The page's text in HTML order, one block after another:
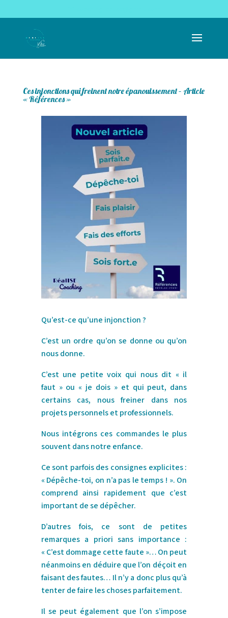
Ces injonctions qui freinent notre épanouissement – Article
« Références »
Qu’est-ce qu’une injonction ?
C’est un ordre qu’on se donne ou qu’on
nous donne.
C’est une petite voix qui nous dit « il
faut » ou « je dois » et qui peut, dans
certains cas, nous freiner dans nos
projets personnels et professionnels.
Nous intégrons ces commandes le plus
souvent dans notre enfance.
Ce sont parfois des consignes explicites :
« Dépêche-toi, on n’a pas le temps ! ». On
comprend ainsi rapidement que c’est
important de se dépêcher.
D’autres fois, ce sont de petites
remarques a priori sans importance :
« C’est dommage cette faute »… On peut
néanmoins en déduire que l’on déçoit en
faisant des fautes… Il n’y a donc plus qu’à
tenter de faire les choses parfaitement.
Il se peut également que l’on s’impose